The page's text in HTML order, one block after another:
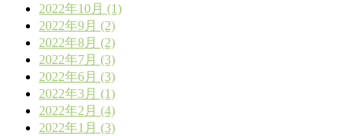
2022年10月 (1)
2022年9月 (2)
2022年8月 (2)
2022年7月 (3)
2022年6月 (3)
2022年3月 (1)
2022年2月 (4)
2022年1月 (3)